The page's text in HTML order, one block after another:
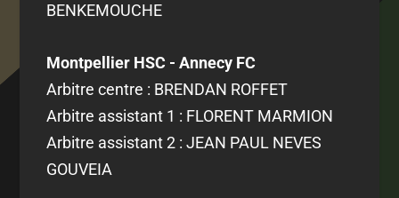
BENKEMOUCHE
Montpellier HSC - Annecy FC
Arbitre centre : BRENDAN ROFFET
Arbitre assistant 1 : FLORENT MARMION
Arbitre assistant 2 : JEAN PAUL NEVES
GOUVEIA